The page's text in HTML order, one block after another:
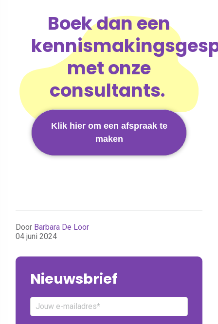
Boek dan een
met onze
consultants.
Klik hier om een afspraak te
maken
Door Barbara De Loor
04 juni 2024
Nieuwsbrief